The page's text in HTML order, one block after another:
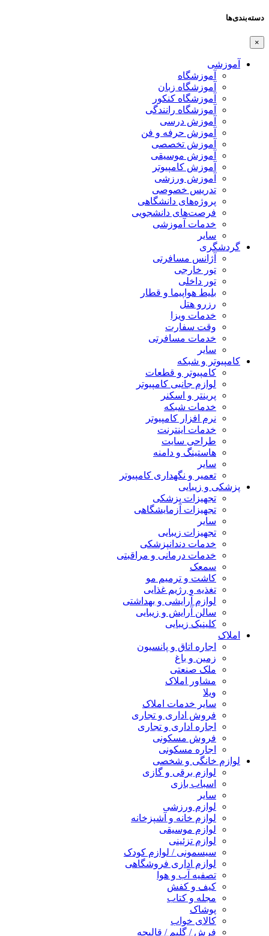
دسته‌بندی‌ها
×
آموزشی
آموزشگاه
آموزشگاه زبان
آموزشگاه کنکور
آموزشگاه رانندگی
آموزش درسی
آموزش حرفه و فن
آموزش تخصصی
آموزش موسیقی
آموزش کامپیوتر
آموزش ورزشی
تدریس خصوصی
پروژه‌های دانشگاهی
فرصت‌های دانشجویی
خدمات آموزشی
سایر
گردشگری
آژانس مسافرتی
تور خارجی
تور داخلی
بلیط هواپیما و قطار
رزرو هتل
خدمات ویزا
وقت سفارت
خدمات مسافرتی
سایر
کامپیوتر و شبکه
کامپیوتر و قطعات
لوازم جانبی کامپیوتر
پرینتر و اسکنر
خدمات شبکه
نرم افزار کامپیوتر
خدمات اینترنت
طراحی سایت
هاستینگ و دامنه
سایر
تعمیر و نگهداری کامپیوتر
پزشکی و زیبایی
تجهیزات پزشکی
تجهیزات آزمایشگاهی
سایر
تجهیزات زیبایی
خدمات دندانپزشکی
خدمات درمانی و مراقبتی
سمعک
کاشت و ترمیم مو
تغذیه و رژیم غذایی
لوازم آرایشی و بهداشتی
سالن آرایش و زیبایی
کلینیک زیبایی
املاک
اجاره اتاق و پانسیون
زمین و باغ
ملک صنعتی
مشاور املاک
ویلا
سایر خدمات املاک
فروش اداری و تجاری
اجاره اداری و تجاری
فروش مسکونی
اجاره مسکونی
لوازم خانگی و شخصی
لوازم برقی و گازی
اسباب بازی
سایر
لوازم ورزشی
لوازم خانه و آشپزخانه
لوازم موسیقی
لوازم تزئینی
سیسمونی / لوازم کودک
لوازم اداری فروشگاهی
تصفیه آب و هوا
کیف و کفش
مجله و کتاب
پوشاک
کالای خواب
فرش / گلیم / قالیچه